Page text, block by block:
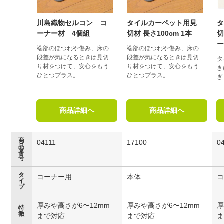
川島織物セルコン コ
ーナー材 4個組
端部のほつれや傷み、床の
段差が気になるときは見切
り材をつけて、安心をもう
ひとつプラス。
商品詳細へ
タイルカーペット用見
切材 長さ100cm 1本
端部のほつれや傷み、床の
段差が気になるときは見切
り材をつけて、安心をもう
ひとつプラス。
商品詳細へ
商
品
番
号
04111 17100
タ
イ
プ
コーナー用 本体
特
徴
厚みや高さが6〜12mm
まで対応
厚みや高さが6〜12mm
まで対応